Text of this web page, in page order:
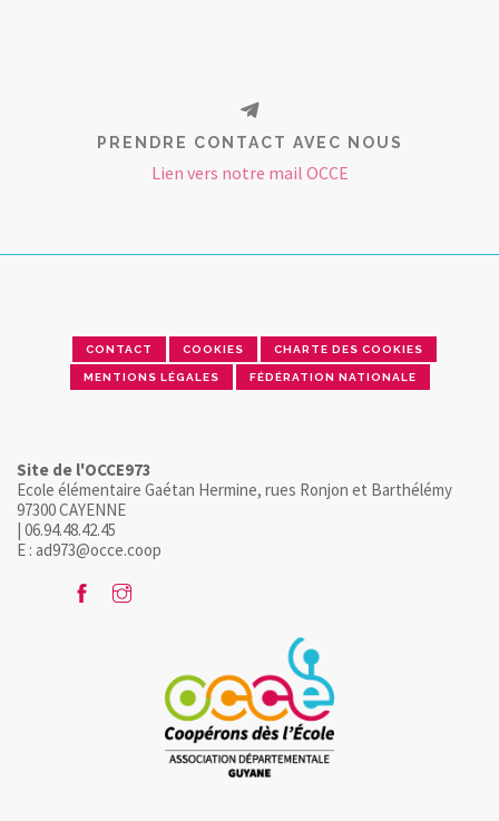
PRENDRE CONTACT AVEC NOUS
Lien vers notre mail OCCE
CONTACT COOKIES CHARTE DES COOKIES
MENTIONS LÉGALES FÉDÉRATION NATIONALE
Site de l'OCCE973
Ecole élémentaire Gaétan Hermine, rues Ronjon et Barthélémy
97300 CAYENNE
| 06.94.48.42.45
E : ad973@occe.coop